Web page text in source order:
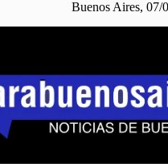
Buenos Aires, 07/